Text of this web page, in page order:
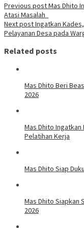
Previous postMas Dhito
Atasi Masalah
Next postIngatkan
Pelayanan Desa pada
Related posts
Mas Dhito Beri
2026
Mas Dhito
Pelatihan Kerja
Mas Dhito Siap
Mas Dhito Siapkan
2026